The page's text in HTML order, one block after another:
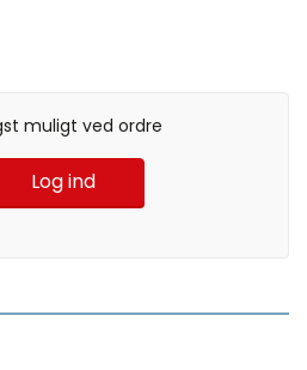
muligt ved ordre
Log ind